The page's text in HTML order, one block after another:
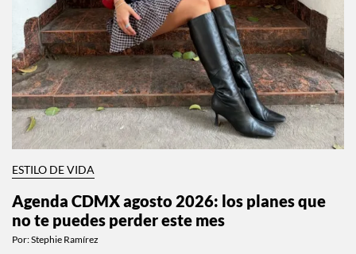
ESTILO DE VIDA
Agenda CDMX agosto 2026: los planes que
no te puedes perder este mes
Por:Stephie Ramírez